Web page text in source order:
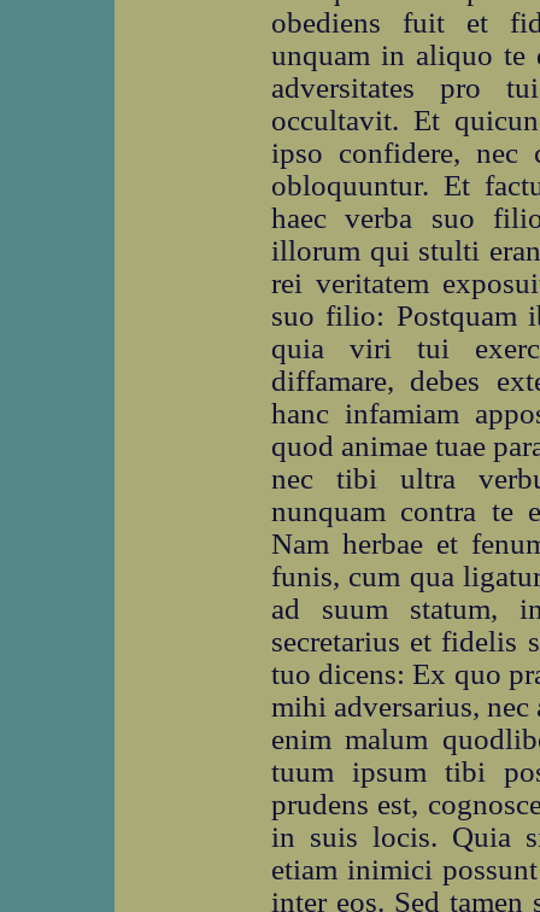
obediens fuit et
unquam in aliquo te
adversitates pro
occultavit. Et
ipso confidere, nec
obloquuntur. Et
haec verba suo
illorum qui stulti
rei veritatem
suo filio: Postquam
quia viri tui
diffamare, debes
hanc infamiam
quod animae tuae
nec tibi ultra
nunquam contra te
Nam herbae et
funis, cum qua
ad suum statum,
secretarius et fidelis
tuo dicens: Ex quo
mihi adversarius,
enim malum
tuum ipsum tibi
prudens est,
in suis locis. Quia
etiam inimici
inter eos. Sed